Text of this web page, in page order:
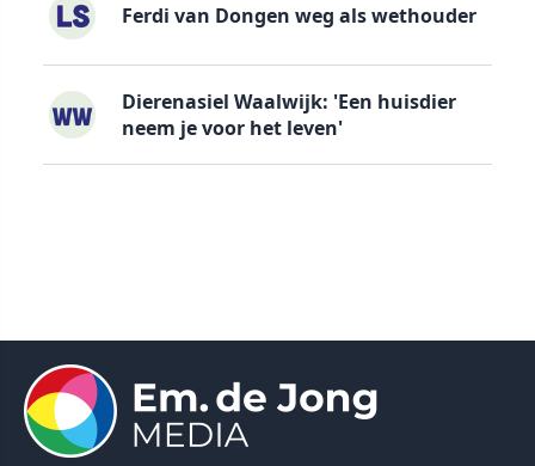
Ferdi van Dongen weg als wethouder
Dierenasiel Waalwijk: 'Een huisdier
neem je voor het leven'